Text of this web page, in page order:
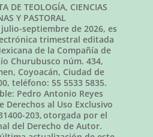
DE TEOLOGÍA, CIENCIAS
Y PASTORAL
julio-septiembre de 2026, es
trimestral editada
de la Compañía de
Churubusco núm. 434,
Coyoacán, Ciudad de
teléfono: 55 5533 5835.
Pedro Antonio Reyes
Derechos al Uso Exclusivo
203, otorgada por el
del Derecho de Autor.